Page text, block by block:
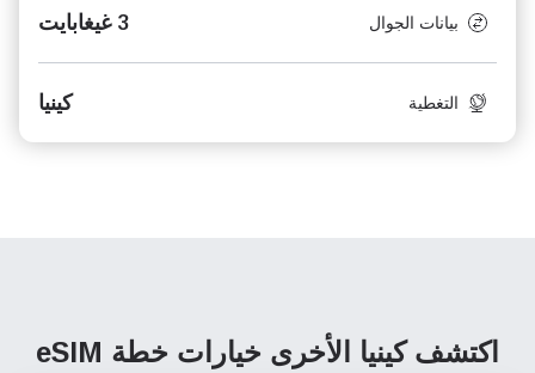
بيانات الجوال 3 غيغابايت
التغطية كينيا
اكتشف كينيا الأخرى خيارات خطة eSIM